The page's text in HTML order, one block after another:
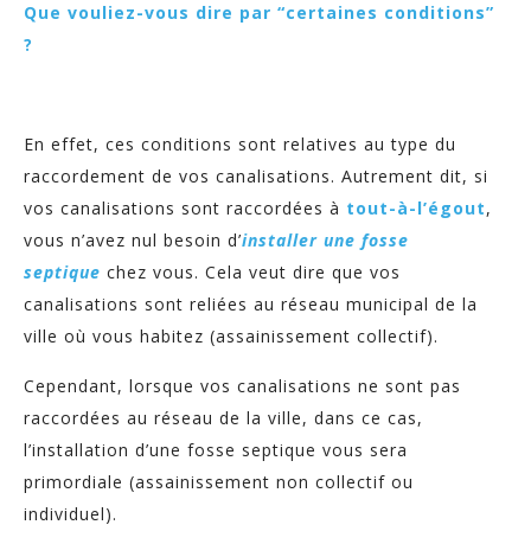
Que vouliez-vous dire par “certaines conditions”
?
En effet, ces conditions sont relatives au type du
raccordement de vos canalisations. Autrement dit, si
vos canalisations sont raccordées à tout-à-l’égout,
vous n’avez nul besoin d’installer une fosse
septique chez vous. Cela veut dire que vos
canalisations sont reliées au réseau municipal de la
ville où vous habitez (assainissement collectif).
Cependant, lorsque vos canalisations ne sont pas
raccordées au réseau de la ville, dans ce cas,
l’installation d’une fosse septique vous sera
primordiale (assainissement non collectif ou
individuel).